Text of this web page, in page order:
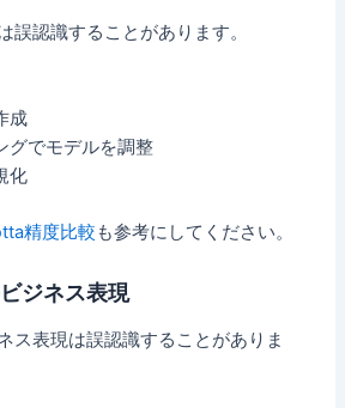
誤認識することがあります。
成
グでモデルを調整
化
精度比較 も参考にしてください。
ジネス表現
ス表現は誤認識することがありま